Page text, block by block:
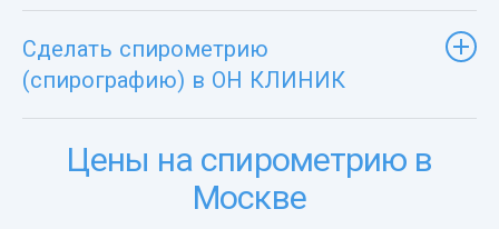
Сделать спирометрию
(спирографию) в ОН КЛИНИК
Цены на спирометрию в
Москве